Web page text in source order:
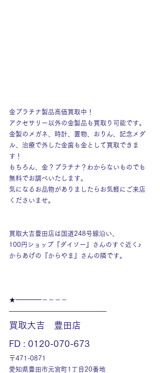
金プラチナ製品高価買取中！
アクセサリー以外の金製品も買取り可能です。
金製のメガネ、時計、置物、おりん、記念メダ
ル、治療で外した金歯も金として買取できま
す！
もちろん、金？プラチナ？わからないものでも
無料でお調べいたします。
気になるお品物がありましたらお気軽にご来店
くださいませ。
買取大吉豊田店は国道248号線沿い、
100円ショップ『ダイソー』さんのすぐ近く♪
からあげの『からやま』さんの隣です。
★━━━━－－－－
———————————————
買取大吉　豊田店
FD : 0120-070-673
〒471-0871
愛知県豊田市元宮町1丁目20番地